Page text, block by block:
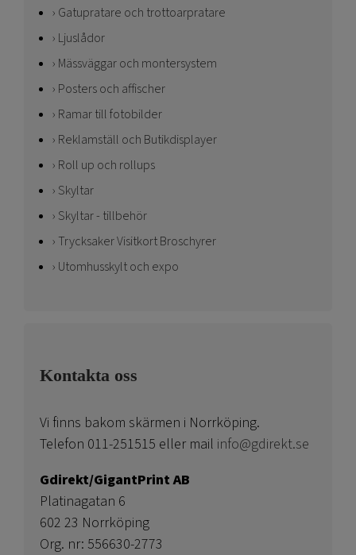
Gatupratare och trottoarpratare
Ljuslådor
Mässväggar och montersystem
Posters och affischer
Ramar till fotobilder
Reklamställ och Butikdisplayer
Roll up och rollups
Skyltar
Skyltar - tillbehör
Trycksaker Visitkort Broschyrer
Utomhusskylt och expo
Kontakta oss
Vi finns bakom skärmen i Norrköping.
Telefon 011-251515 eller mail info@gdirekt.se
Gdirekt/GigantPrint AB
Platinagatan 6
602 23 Norrköping
Org. nr: 556630-2773